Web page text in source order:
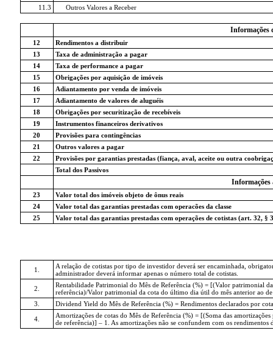
11.3
Outros Valores a Receber
Informações
12
Rendimentos a distribuir
13
Taxa de administração a pagar
14
Taxa de performance a pagar
15
Obrigações por aquisição de imóveis
16
Adiantamento por venda de imóveis
17
Adiantamento de valores de aluguéis
18
Obrigações por securitização de recebíveis
19
Instrumentos financeiros derivativos
20
Provisões para contingências
21
Outros valores a pagar
22
Provisões por garantias prestadas (fiança, aval, aceite ou outra
Total dos Passivos
Informações
23
Valor total dos imóveis objeto de ônus reais
24
Valor total das garantias prestadas com operacões da classe
25
Valor total das garantias prestadas com operações de cotistas (art. 32, §
1.
A relação de cotistas por tipo de investidor deverá ser encaminhada,
administrador deverá informar apenas o número total de cotistas.
2.
Rentabilidade Patrimonial do Mês de Referência (%) = [(Valor patrimonial
referência)/Valor patrimonial da cota do último dia útil do mês anterior ao
3.
Dividend Yield do Mês de Referência (%) = Rendimentos declarados por
4.
Amortizações de cotas do Mês de Referência (%) = [(Soma das
de referência)] – 1. As amortizações não se confundem com os rendimentos